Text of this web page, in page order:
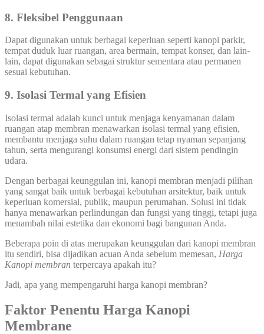
8. Fleksibel Penggunaan
Dapat digunakan untuk berbagai keperluan seperti kanopi parkir,
tempat duduk luar ruangan, area bermain, tempat konser, dan lain-
lain, dapat digunakan sebagai struktur sementara atau permanen
sesuai kebutuhan.
9. Isolasi Termal yang Efisien
Isolasi termal adalah kunci untuk menjaga kenyamanan dalam
ruangan atap membran menawarkan isolasi termal yang efisien,
membantu menjaga suhu dalam ruangan tetap nyaman sepanjang
tahun, serta mengurangi konsumsi energi dari sistem pendingin
udara.
Dengan berbagai keunggulan ini, kanopi membran menjadi pilihan
yang sangat baik untuk berbagai kebutuhan arsitektur, baik untuk
keperluan komersial, publik, maupun perumahan. Solusi ini tidak
hanya menawarkan perlindungan dan fungsi yang tinggi, tetapi juga
menambah nilai estetika dan ekonomi bagi bangunan Anda.
Beberapa poin di atas merupakan keunggulan dari kanopi membran
itu sendiri, bisa dijadikan acuan Anda sebelum memesan, Harga
Kanopi membran terpercaya apakah itu?
Jadi, apa yang mempengaruhi harga kanopi membran?
Faktor Penentu Harga Kanopi
Membrane